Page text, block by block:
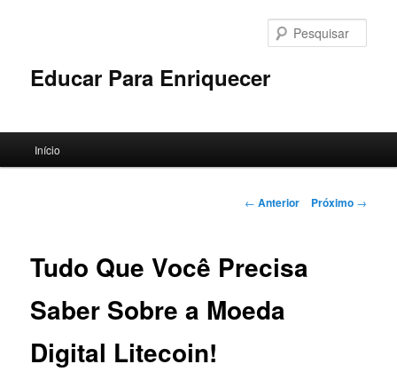
principalEducar Para Enriquecer
principal
Início
Navegação
← Anterior Próximo →
Tudo Que Você Precisa
Saber Sobre a Moeda
Digital Litecoin!